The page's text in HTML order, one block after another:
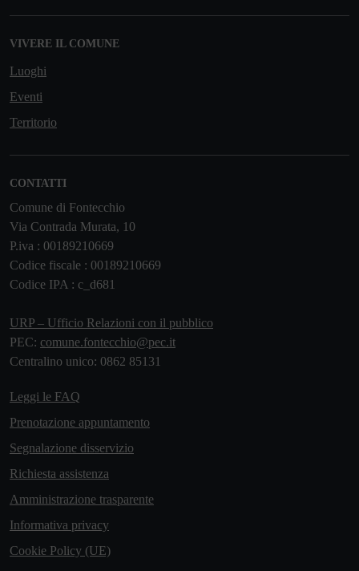
VIVERE IL COMUNE
Luoghi
Eventi
Territorio
CONTATTI
Comune di Fontecchio
Via Contrada Murata, 10
P.iva : 00189210669
Codice fiscale : 00189210669
Codice IPA : c_d681
URP – Ufficio Relazioni con il pubblico
PEC: comune.fontecchio@pec.it
Centralino unico: 0862 85131
Leggi le FAQ
Prenotazione appuntamento
Segnalazione disservizio
Richiesta assistenza
Amministrazione trasparente
Informativa privacy
Cookie Policy (UE)